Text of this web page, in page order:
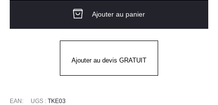
JUBA
Ajouter au panier
Ajouter au devis GRATUIT
EAN: UGS : TKE03